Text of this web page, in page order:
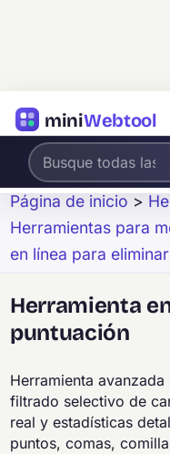
miniWebtool
Página de inicio >
Herramientas para
en línea para
Herramienta
puntuación
Herramienta
filtrado selectivo de
real y estadísticas
puntos, comas,